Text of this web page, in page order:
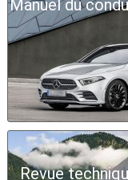
Manuel du
Revue